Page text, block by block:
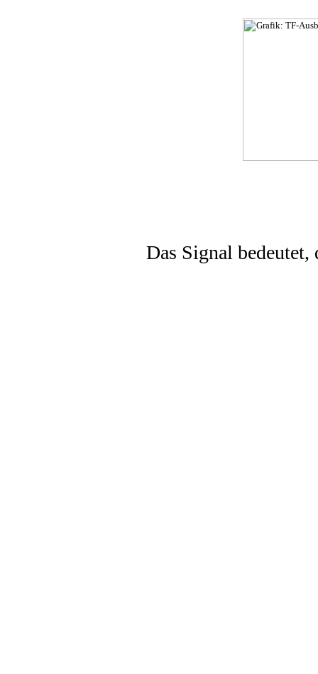
Das Signal bedeutet,